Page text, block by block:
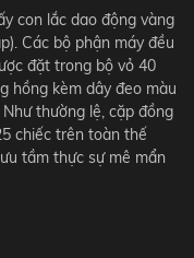
con lắc dao động vàng
Các bộ phận máy đều
đặt trong bộ vỏ 40
hồng kèm dây đeo màu
thường lệ, cặp đồng
chiếc trên toàn thế
tầm thực sự mê mẩn